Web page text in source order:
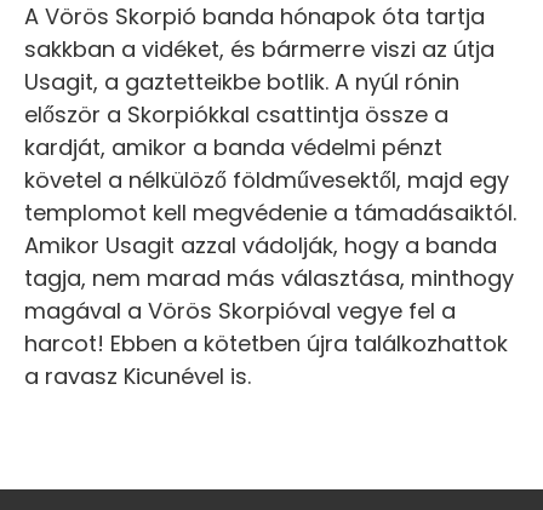
A Vörös Skorpió banda hónapok óta tartja
sakkban a vidéket, és bármerre viszi az útja
Usagit, a gaztetteikbe botlik. A nyúl rónin
először a Skorpiókkal csattintja össze a
kardját, amikor a banda védelmi pénzt
követel a nélkülöző földművesektől, majd egy
templomot kell megvédenie a támadásaiktól.
Amikor Usagit azzal vádolják, hogy a banda
tagja, nem marad más választása, minthogy
magával a Vörös Skorpióval vegye fel a
harcot! Ebben a kötetben újra találkozhattok
a ravasz Kicunével is.